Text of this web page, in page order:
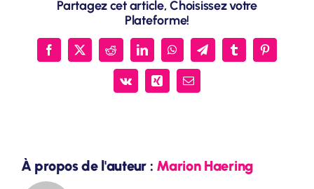
projets
Partagez cet article, Choisissez votre
Plateforme!
Facebook
X RedditLinkedInWhatsAppTelegramTumblrPinterest
Vk Xing Email
À propos de l'auteur : Marion Haering